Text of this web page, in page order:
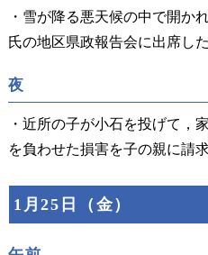
・雪が降る悪天候の中で開か
氏の地区県政報告会に出席した
夜
・近所の子が小石を投げて，
を負わせた損害を子の親に請
1月25日（金）